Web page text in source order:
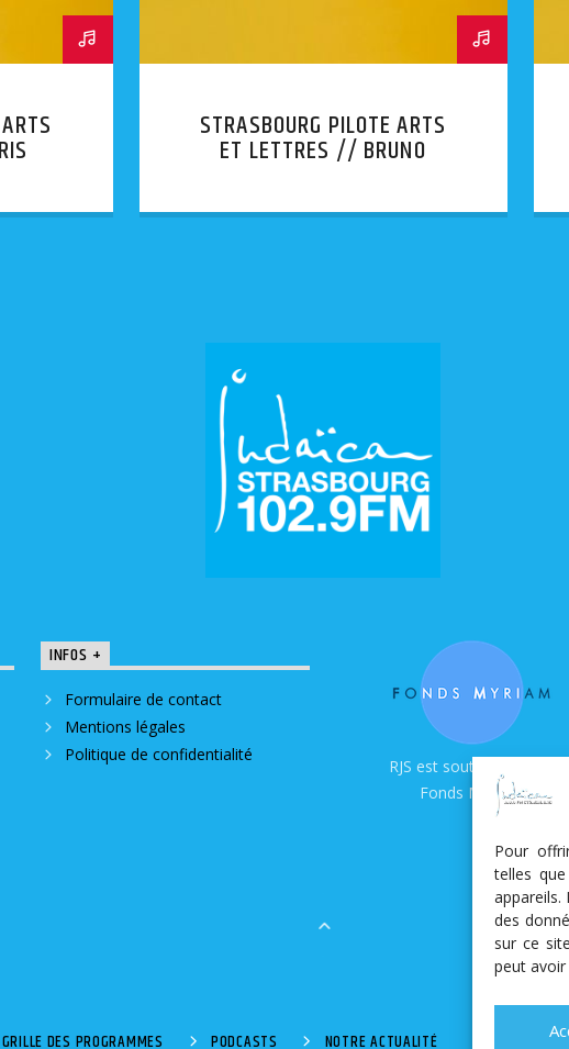
Pour
telles
des
sur ce
peut
STRASBOURG PILOTE ARTS
ET LETTRES // BRUNO
INFOS +
Formulaire de contact
Mentions légales
Politique de confidentialité
RJS est soutenue par le
Fonds Myriam
DES PROGRAMMES PODCASTS NOTRE ACTUALITÉ